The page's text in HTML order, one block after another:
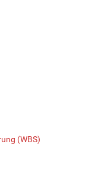
(WBS)